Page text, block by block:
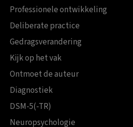
Professionele ontwikkeling
Deliberate practice
Gedragsverandering
Kijk op het vak
Ontmoet de auteur
Diagnostiek
DSM-5(-TR)
Neuropsychologie